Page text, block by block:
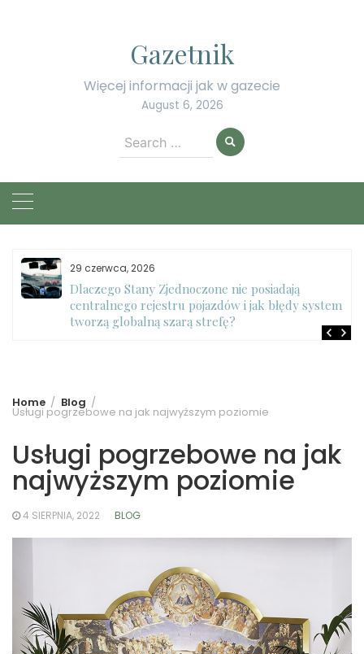
Gazetnik
Więcej informacji jak w gazecie
August 6, 2026
Search
for:
29 czerwca, 2026
Dlaczego Stany Zjednoczone nie posiadają
centralnego rejestru pojazdów i jak błędy systemu
tworzą globalną szarą strefę?
Home Blog
Usługi pogrzebowe na jak najwyższym poziomie
Usługi pogrzebowe na jak
najwyższym poziomie
4 SIERPNIA, 2022 BLOG